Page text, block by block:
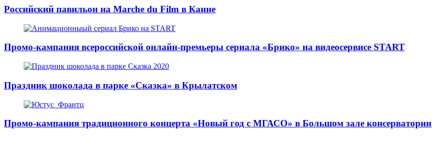
Российский павильон на Marche du Film в Канне
Промо-кампания всероссийской онлайн-премьеры сериала «Брико» на видеосервисе START
Праздник шоколада в парке «Сказка» в Крылатском
Промо-кампания традиционного концерта «Новый год с МГАСО» в Большом зале консерватории